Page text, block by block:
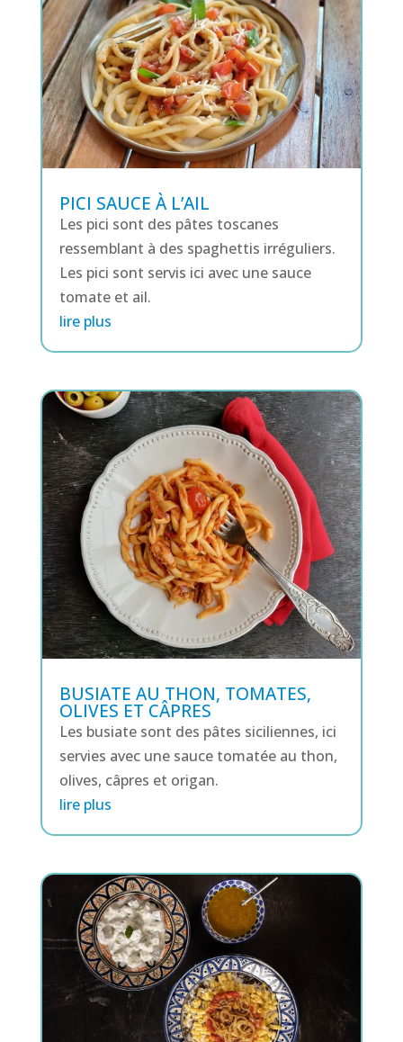
PICI SAUCE À L’AIL
Les pici sont des pâtes toscanes
ressemblant à des spaghettis irréguliers.
Les pici sont servis ici avec une sauce
tomate et ail.
lire plus
BUSIATE AU THON, TOMATES,
OLIVES ET CÂPRES
Les busiate sont des pâtes siciliennes, ici
servies avec une sauce tomatée au thon,
olives, câpres et origan.
lire plus